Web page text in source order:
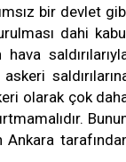
bir devlet
dahi
olarak çok
Ankara